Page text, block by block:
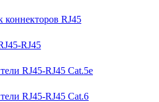
коннекторов RJ45
RJ45
RJ45-RJ45 Cat.5e
RJ45-RJ45 Cat.6